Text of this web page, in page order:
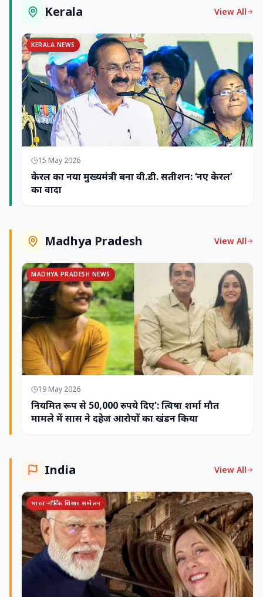
Kerala View All
KERALA NEWS
15 May 2026
केरल का नया मुख्यमंत्री बना वी.डी. सतीशन: ‘नए केरल’
का वादा
Madhya Pradesh View All
MADHYA PRADESH NEWS
19 May 2026
नियमित रूप से 50,000 रुपये दिए': त्विषा शर्मा मौत
मामले में सास ने दहेज आरोपों का खंडन किया
India View All
भारत-नॉर्डिक शिखर सम्मेलन